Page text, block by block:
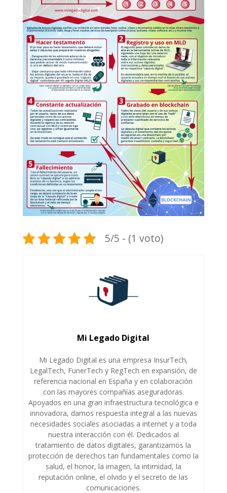
5/5 - (1 voto)
Mi Legado Digital
Mi Legado Digital es una empresa InsurTech,
LegalTech, FunerTech y RegTech en expansión, de
referencia nacional en España y en colaboración
con las mayores compañías aseguradoras.
Apoyados en una gran infraestructura tecnológica e
innovadora, damos respuesta integral a las nuevas
necesidades sociales asociadas a internet y a toda
nuestra interacción con él. Dedicados al
tratamiento de datos digitales, garantizamos la
protección de derechos tan fundamentales como la
salud, el honor, la imagen, la intimidad, la
reputación online, el olvido y el secreto de las
comunicaciones.